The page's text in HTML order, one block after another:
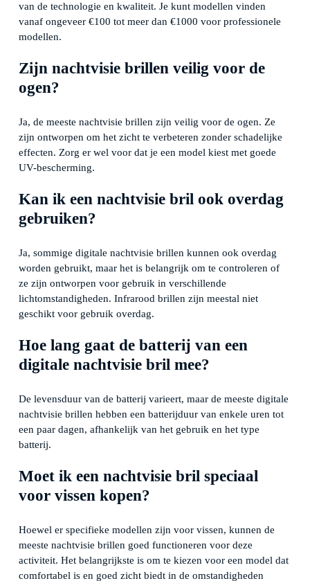
van de technologie en kwaliteit. Je kunt modellen vinden
vanaf ongeveer €100 tot meer dan €1000 voor professionele
modellen.
Zijn nachtvisie brillen veilig voor de
ogen?
Ja, de meeste nachtvisie brillen zijn veilig voor de ogen. Ze
zijn ontworpen om het zicht te verbeteren zonder schadelijke
effecten. Zorg er wel voor dat je een model kiest met goede
UV-bescherming.
Kan ik een nachtvisie bril ook overdag
gebruiken?
Ja, sommige digitale nachtvisie brillen kunnen ook overdag
worden gebruikt, maar het is belangrijk om te controleren of
ze zijn ontworpen voor gebruik in verschillende
lichtomstandigheden. Infrarood brillen zijn meestal niet
geschikt voor gebruik overdag.
Hoe lang gaat de batterij van een
digitale nachtvisie bril mee?
De levensduur van de batterij varieert, maar de meeste digitale
nachtvisie brillen hebben een batterijduur van enkele uren tot
een paar dagen, afhankelijk van het gebruik en het type
batterij.
Moet ik een nachtvisie bril speciaal
voor vissen kopen?
Hoewel er specifieke modellen zijn voor vissen, kunnen de
meeste nachtvisie brillen goed functioneren voor deze
activiteit. Het belangrijkste is om te kiezen voor een model dat
comfortabel is en goed zicht biedt in de omstandigheden